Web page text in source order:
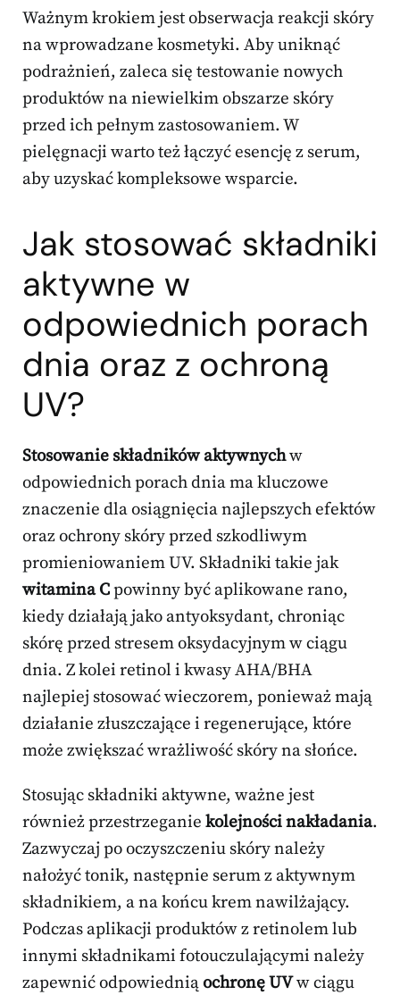
Ważnym krokiem jest obserwacja reakcji skóry
na wprowadzane kosmetyki. Aby uniknąć
podrażnień, zaleca się testowanie nowych
produktów na niewielkim obszarze skóry
przed ich pełnym zastosowaniem. W
pielęgnacji warto też łączyć esencję z serum,
aby uzyskać kompleksowe wsparcie.
Jak stosować składniki
aktywne w
odpowiednich porach
dnia oraz z ochroną
UV?
Stosowanie składników aktywnychw
odpowiednich porach dnia ma kluczowe
znaczenie dla osiągnięcia najlepszych efektów
oraz ochrony skóry przed szkodliwym
promieniowaniem UV. Składniki takie jak
witamina Cpowinny być aplikowane rano,
kiedy działają jako antyoksydant, chroniąc
skórę przed stresem oksydacyjnym w ciągu
dnia. Z kolei retinol i kwasy AHA/BHA
najlepiej stosować wieczorem, ponieważ mają
działanie złuszczające i regenerujące, które
może zwiększać wrażliwość skóry na słońce.
Stosując składniki aktywne, ważne jest
również przestrzeganie kolejności nakładania.
Zazwyczaj po oczyszczeniu skóry należy
nałożyć tonik, następnie serum z aktywnym
składnikiem, a na końcu krem nawilżający.
Podczas aplikacji produktów z retinolem lub
innymi składnikami fotouczulającymi należy
zapewnić odpowiedniąochronę UVw ciągu